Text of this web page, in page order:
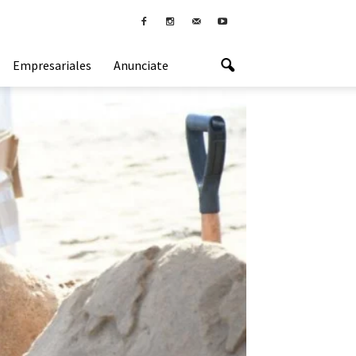
Empresariales Anunciate